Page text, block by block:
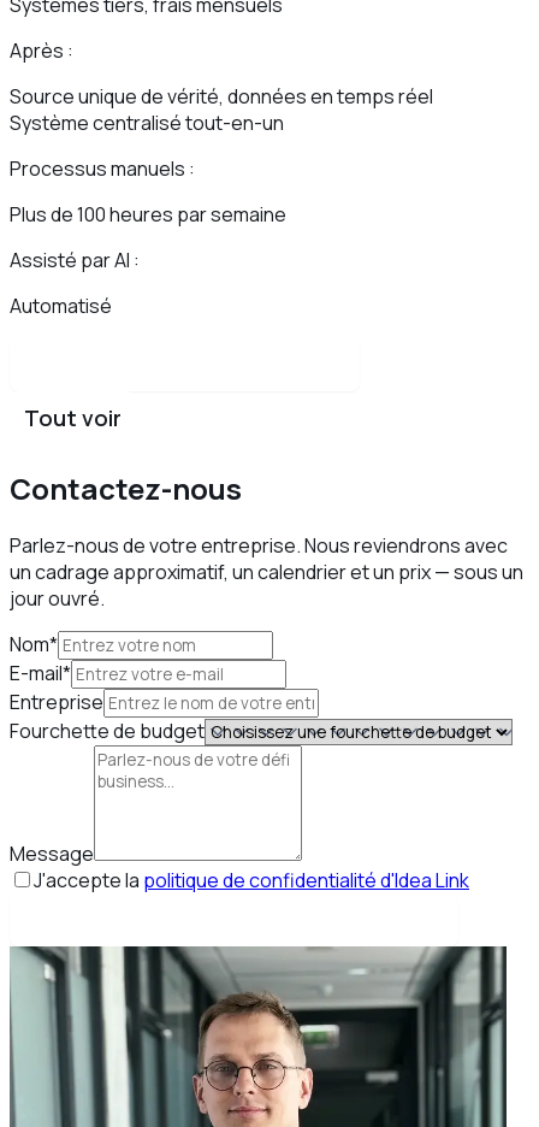
Après :
Source unique de vérité, données en temps réel
Système centralisé tout-en-un
Processus manuels :
Plus de 100 heures par semaine
Assisté par AI :
Automatisé
Tout voir
Contactez-nous
Parlez-nous de votre entreprise. Nous reviendrons avec
un cadrage approximatif, un calendrier et un prix — sous un
jour ouvré.
Nom*
E-mail*
Entreprise
Fourchette de budget
Message
J'accepte la politique de confidentialité d'Idea Link